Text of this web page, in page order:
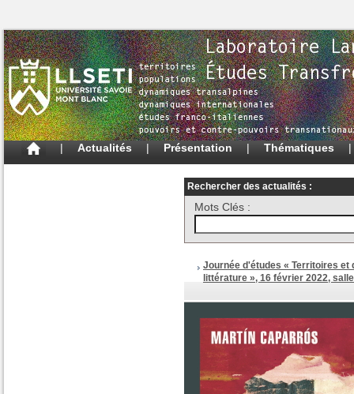
| Actualités | Présentation | Thématiques
Rechercher des actualités :
Mots Clés :
Journée d'études « Territoires
littérature », 16 février 2022,